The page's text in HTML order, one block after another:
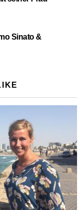
Sinato &